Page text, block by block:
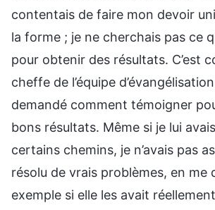
contentais de faire mon devoir
la forme ; je ne cherchais pas ce
pour obtenir des résultats. C’est
cheffe de l’équipe d’évangélisation
demandé comment témoigner
bons résultats. Même si je lui
certains chemins, je n’avais pas
résolu de vrais problèmes, en me
exemple si elle les avait